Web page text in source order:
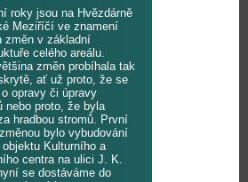
roky jsou na Hvězdárně
Meziříčí ve znamení
změn v základní
celého areálu.
změn probíhala tak
ať už proto, že se
opravy či úpravy
nebo proto, že byla
hradbou stromů. První
bylo vybudování
objektu Kulturního a
centra na ulici J. K.
se dostáváme do